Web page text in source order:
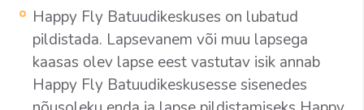
Happy Fly Batuudikeskuses on lubatud
pildistada. Lapsevanem või muu lapsega
kaasas olev lapse eest vastutav isik annab
Happy Fly Batuudikeskusesse sisenedes